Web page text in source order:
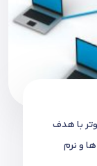
با هدف
و نرم